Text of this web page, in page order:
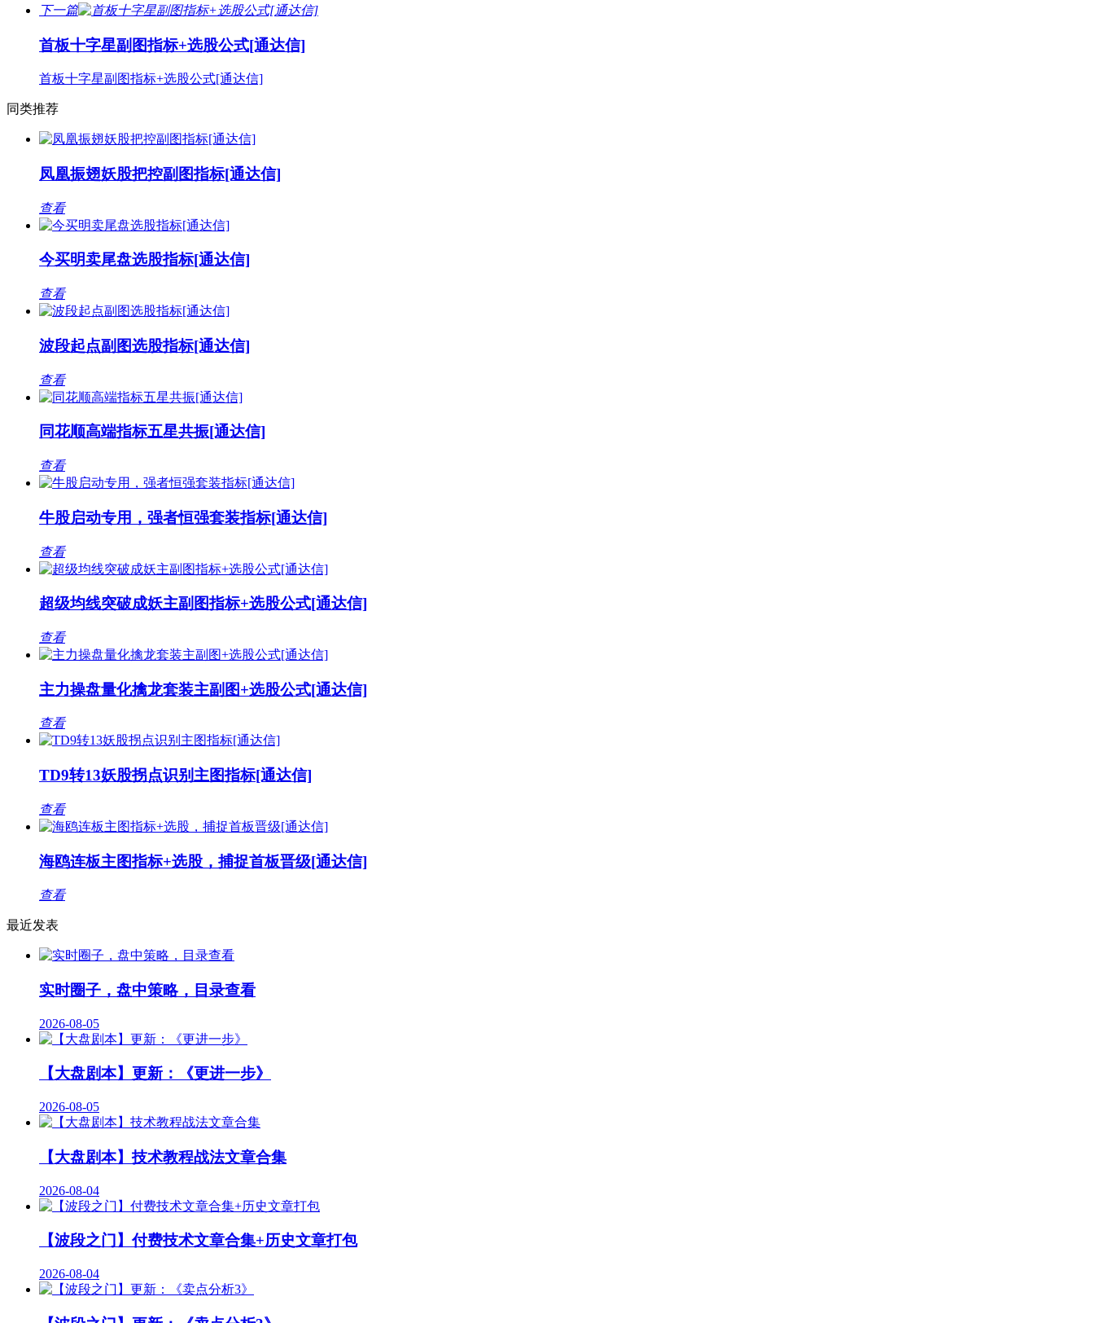
下一篇
首板十字星副图指标+选股公式[通达信]
首板十字星副图指标+选股公式[通达信]
同类推荐
凤凰振翅妖股把控副图指标[通达信]
查看
今买明卖尾盘选股指标[通达信]
查看
波段起点副图选股指标[通达信]
查看
同花顺高端指标五星共振[通达信]
查看
牛股启动专用，强者恒强套装指标[通达信]
查看
超级均线突破成妖主副图指标+选股公式[通达信]
查看
主力操盘量化擒龙套装主副图+选股公式[通达信]
查看
TD9转13妖股拐点识别主图指标[通达信]
查看
海鸥连板主图指标+选股，捕捉首板晋级[通达信]
查看
最近发表
实时圈子，盘中策略，目录查看
2026-08-05
【大盘剧本】更新：《更进一步》
2026-08-05
【大盘剧本】技术教程战法文章合集
2026-08-04
【波段之门】付费技术文章合集+历史文章打包
2026-08-04